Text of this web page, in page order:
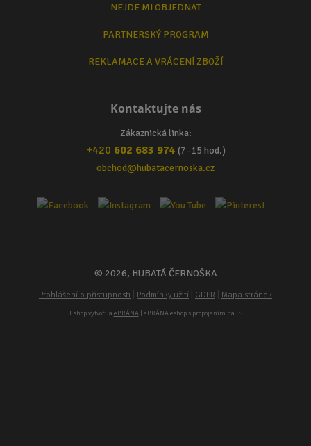
NEJDE MI OBJEDNAT
PARTNERSKÝ PROGRAM
REKLAMACE A VRÁCENÍ ZBOŽÍ
Kontaktujte nás
Zákaznická linka:
+420 602 683 974 (7–15 hod.)
obchod@hubatacernoska.cz
© 2026, HUBATÁ ČERNOŠKA
Prohlášení o přístupnosti Podmínky užití GDPR Mapa stránek
Eshop vytvořila eBRÁNA| eBRÁNA eshop s propojením na IS